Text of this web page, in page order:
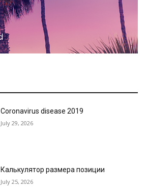
Coronavirus disease 2019
July 29, 2026
Калькулятор размера позиции
July 25, 2026